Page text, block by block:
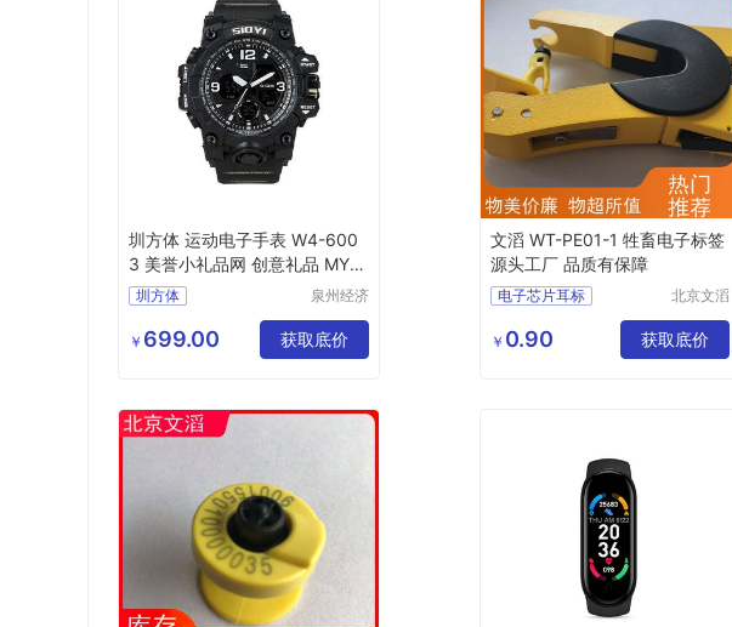
圳方体 运动电子手表 W4-600
3 美誉小礼品网 创意礼品 MY-R
SZC-（T）-03
圳方体
多功能运动电子手表
W4
6003
泉州经济
区美誉商
贸有限公
￥ 699.00 获取底价
文滔 WT-PE01-1 牲畜电子标签
源头工厂 品质有保障
电子芯片耳标
宠物电子耳环
北京文滔
技有限公
司
￥ 0.90 获取底价